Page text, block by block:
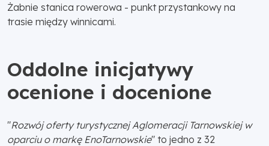
Żabnie stanica rowerowa - punkt przystankowy na
trasie między winnicami.
Oddolne inicjatywy
ocenione i docenione
"Rozwój oferty turystycznej Aglomeracji Tarnowskiej w
oparciu o markę EnoTarnowskie" to jedno z 32